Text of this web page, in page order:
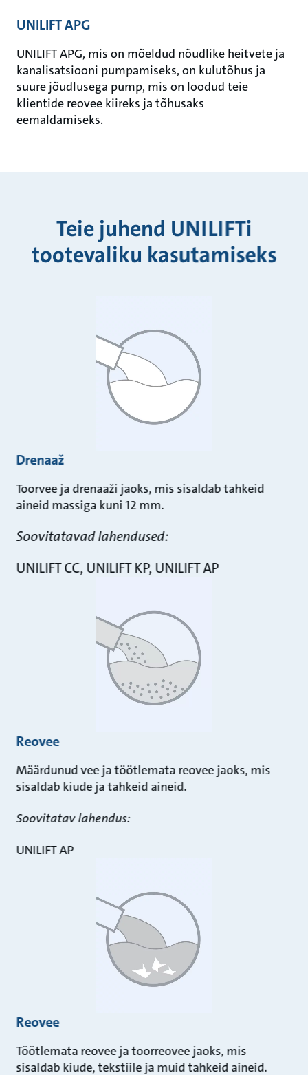
UNILIFT APG
UNILIFT APG, mis on mõeldud nõudlike heitvete ja
kanalisatsiooni pumpamiseks, on kulutõhus ja
suure jõudlusega pump, mis on loodud teie
klientide reovee kiireks ja tõhusaks
eemaldamiseks.
Teie juhend UNILIFTi
tootevaliku kasutamiseks
Drenaaž
Toorvee ja drenaaži jaoks, mis sisaldab tahkeid
aineid massiga kuni 12 mm.
Soovitatavad lahendused:
UNILIFT CC, UNILIFT KP, UNILIFT AP
Reovee
Määrdunud vee ja töötlemata reovee jaoks, mis
sisaldab kiude ja tahkeid aineid.
Soovitatav lahendus:
UNILIFT AP
Reovee
Töötlemata reovee ja toorreovee jaoks, mis
sisaldab kiude, tekstiile ja muid tahkeid aineid.